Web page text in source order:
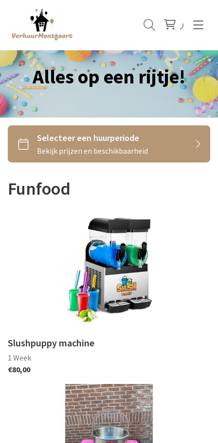
Alles op een rijtje!
Funfood
Slushpuppy machine